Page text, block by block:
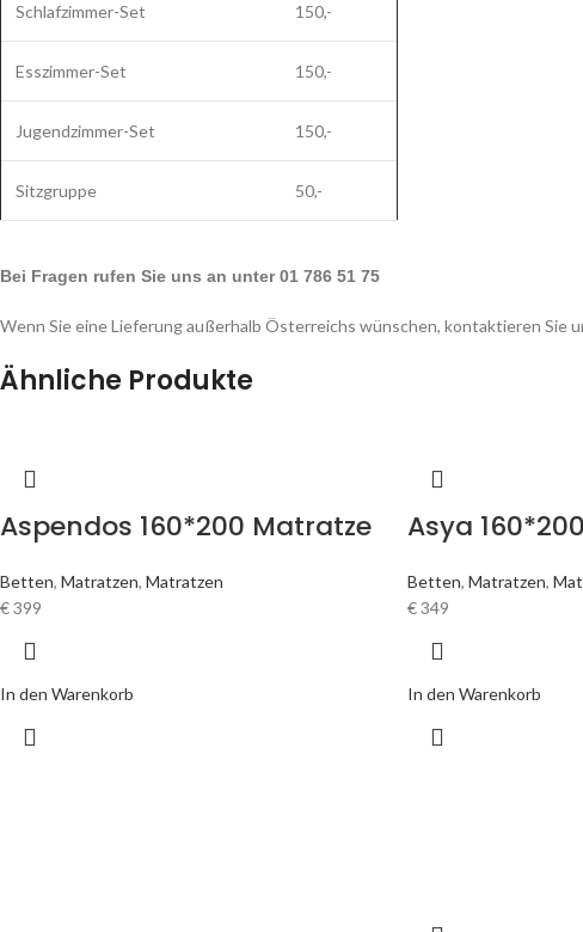
Schlafzimmer-Set 150,-
Esszimmer-Set 150,-
Jugendzimmer-Set 150,-
Sitzgruppe 50,-
Bei Fragen rufen Sie uns an unter 01 786 51 75
Wenn Sie eine Lieferung außerhalb Österreichs wünschen, kontaktieren Sie
Ähnliche Produkte
Aspendos 160*200 Matratze
Betten, Matratzen, Matratzen
€399
In den Warenkorb
Asya
Betten, Matratzen,
€349
In den Warenkorb